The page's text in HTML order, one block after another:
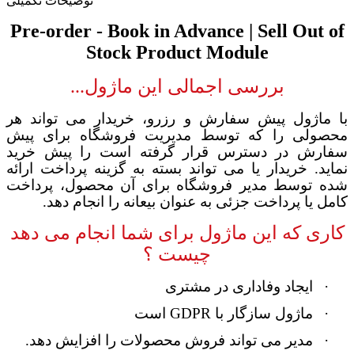
Pre-order - Book in Advance | Sell Out of
Stock Product Module
بررسی اجمالی این ماژول...
با ماژول پیش سفارش و رزرو، خریدار می تواند هر
محصولی را که توسط مدیریت فروشگاه برای پیش
سفارش در دسترس قرار گرفته است را پیش خرید
نماید. خریدار یا می تواند بسته به گزینه پرداخت ارائه
شده توسط مدیر فروشگاه برای آن محصول، پرداخت
کامل یا پرداخت جزئی به عنوان بیعانه را انجام دهد.
کاری که این ماژول برای شما انجام می دهد
چیست ؟
·
ایجاد وفاداری در مشتری
·
ماژول سازگار با GDPR است
·
مدیر می تواند فروش محصولات را افزایش دهد.